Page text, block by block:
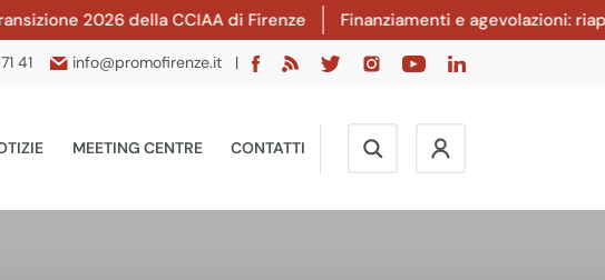
2026 della CCIAA di Firenze Finanziamenti e agevolazioni:
41 info@promofirenze.it |
MEETING CENTRE CONTATTI